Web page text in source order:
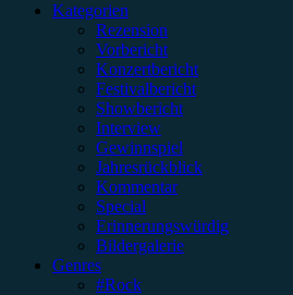
Kategorien
Rezension
Vorbericht
Konzertbericht
Festivalbericht
Showbericht
Interview
Gewinnspiel
Jahresrückblick
Kommentar
Special
Erinnerungswürdig
Bildergalerie
Genres
#Rock